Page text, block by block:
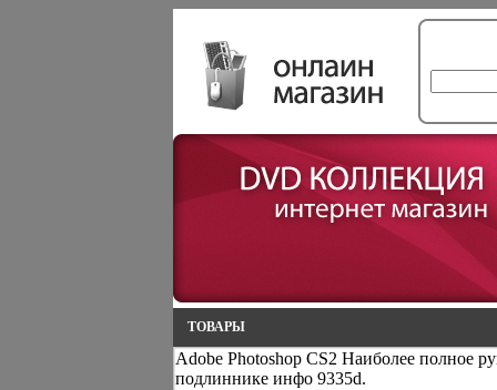
ТОВАРЫ
Adobe Photoshop CS2 Наиболее полное
подлиннике инфо 9335d.